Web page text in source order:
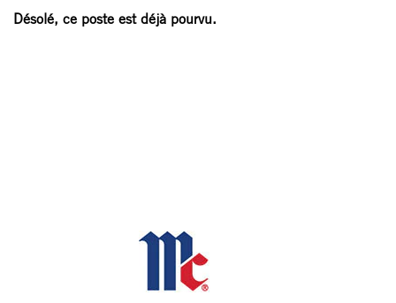
Désolé, ce poste est déjà pourvu.